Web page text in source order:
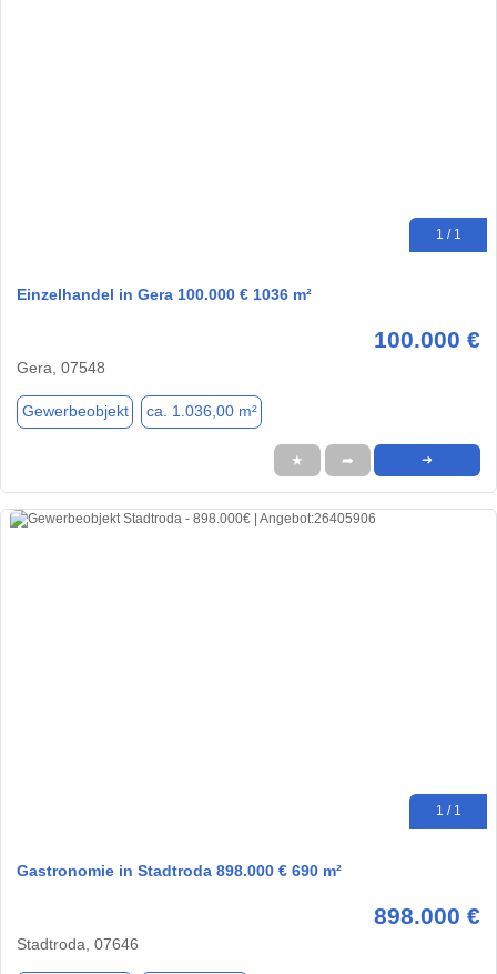
1 / 1
Einzelhandel in Gera 100.000 € 1036 m²
100.000 €
Gera, 07548
Gewerbeobjekt ca. 1.036,00 m²
★ ➦ ➜
1 / 1
Gastronomie in Stadtroda 898.000 € 690 m²
898.000 €
Stadtroda, 07646